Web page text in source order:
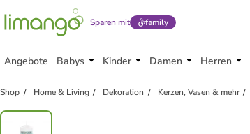
Sparen mit family
Angebote Babys Kinder Damen Herren
Shop Home & Living Dekoration Kerzen, Vasen & mehr